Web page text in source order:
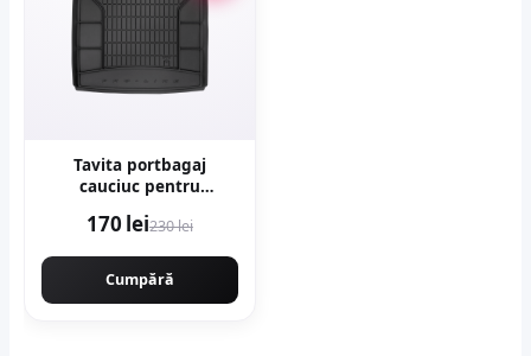
Tavita portbagaj
cauciuc pentru
Suv 10.18-
170 lei230 lei
Cumpără